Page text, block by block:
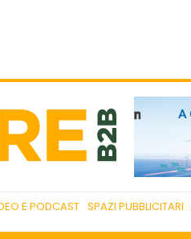
E PODCAST SPAZI PUBBLICITARI